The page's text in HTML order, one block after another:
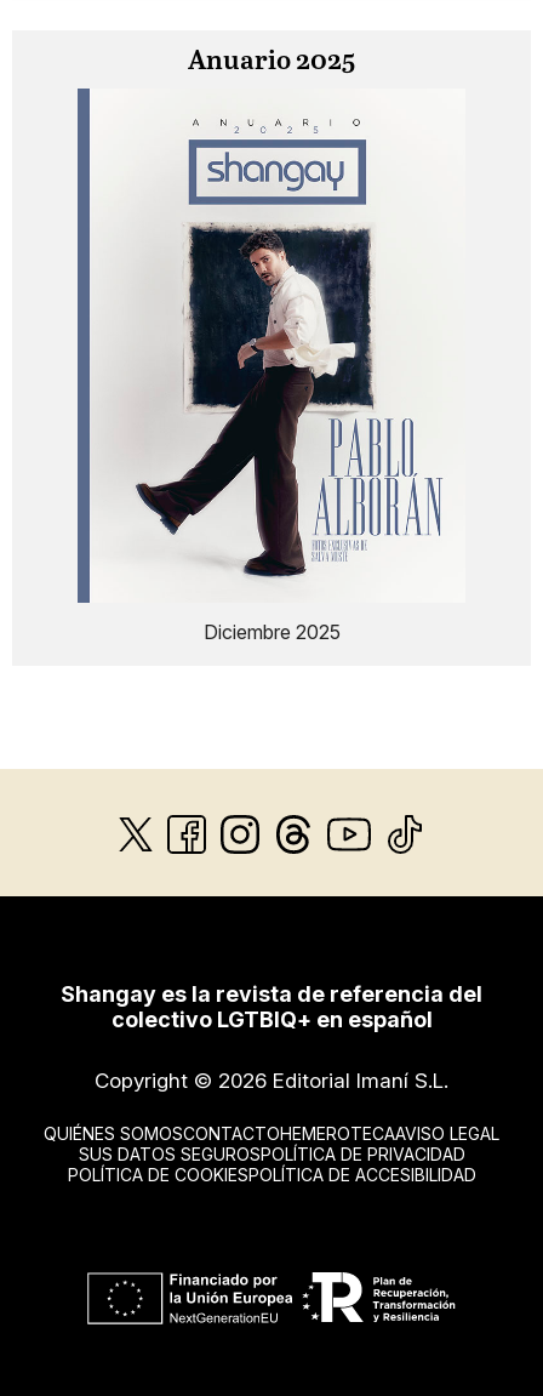
Anuario 2025
Diciembre 2025
Shangay es la revista de referencia del
colectivo LGTBIQ+ en español
Copyright © 2026 Editorial Imaní S.L.
QUIÉNES SOMOSCONTACTOHEMEROTECAAVISO LEGAL
SUS DATOS SEGUROSPOLÍTICA DE PRIVACIDAD
POLÍTICA DE COOKIESPOLÍTICA DE ACCESIBILIDAD